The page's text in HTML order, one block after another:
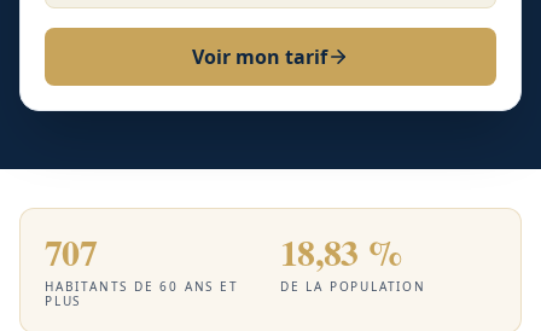
Voir mon tarif
707
HABITANTS DE 60 ANS ET
PLUS
18,83 %
DE LA POPULATION